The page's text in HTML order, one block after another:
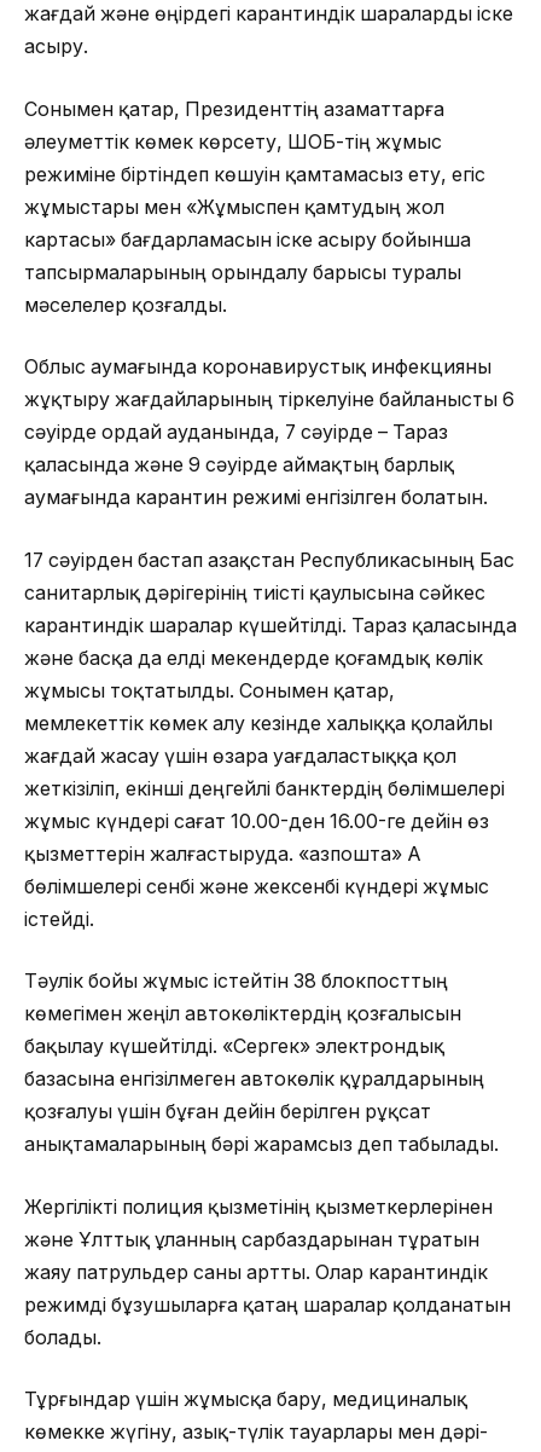
жағдай және өңірдегі карантиндік шараларды іске
асыру.
Сонымен қатар, Президенттің азаматтарға
әлеуметтік көмек көрсету, ШОБ-тің жұмыс
режиміне біртіндеп көшуін қамтамасыз ету, егіс
жұмыстары мен «Жұмыспен қамтудың жол
картасы» бағдарламасын іске асыру бойынша
тапсырмаларының орындалу барысы туралы
мәселелер қозғалды.
Облыс аумағында коронавирустық инфекцияны
жұқтыру жағдайларының тіркелуіне байланысты 6
сәуірде Қордай ауданында, 7 сәуірде – Тараз
қаласында және 9 сәуірде аймақтың барлық
аумағында карантин режимі енгізілген болатын.
17 сәуірден бастап Қазақстан Республикасының Бас
санитарлық дәрігерінің тиісті қаулысына сәйкес
карантиндік шаралар күшейтілді. Тараз қаласында
және басқа да елді мекендерде қоғамдық көлік
жұмысы тоқтатылды. Сонымен қатар,
мемлекеттік көмек алу кезінде халыққа қолайлы
жағдай жасау үшін өзара уағдаластыққа қол
жеткізіліп, екінші деңгейлі банктердің бөлімшелері
жұмыс күндері сағат 10.00-ден 16.00-ге дейін өз
қызметтерін жалғастыруда. «Қазпошта» АҚ
бөлімшелері сенбі және жексенбі күндері жұмыс
істейді.
Тәулік бойы жұмыс істейтін 38 блокпосттың
көмегімен жеңіл автокөліктердің қозғалысын
бақылау күшейтілді. «Сергек» электрондық
базасына енгізілмеген автокөлік құралдарының
қозғалуы үшін бұған дейін берілген рұқсат
анықтамаларының бәрі жарамсыз деп табылады.
Жергілікті полиция қызметінің қызметкерлерінен
және Ұлттық ұланның сарбаздарынан тұратын
жаяу патрульдер саны артты. Олар карантиндік
режимді бұзушыларға қатаң шаралар қолданатын
болады.
Тұрғындар үшін жұмысқа бару, медициналық
көмекке жүгіну, азық-түлік тауарлары мен дәрі-